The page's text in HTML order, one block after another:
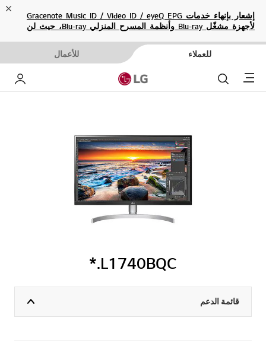
إشعار بإنهاء خدمات Gracenote Music ID / Video ID / eyeQ EPG
لأجهزة مشغّل Blu-ray وأنظمة المسرح المنزلي Blu-ray، حيث لن
للعملاء للأعمال
Menu بحث
L1740BQC.*
قائمة الدعم